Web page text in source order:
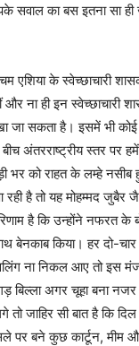
सवाल का बस इतना सा
एशिया के स्वेच्छाचारी
और ना ही इन स्वेच्छाचारी
जा सकता है। इसमें भी
अंतरराष्ट्रीय स्तर पर
भर को राहत के लम्हे नसीब
है तो यह मोहम्मद जुबैर
है कि उन्होंने नफरत के
बेनकाब किया। हर दो-
ना निकल आए तो इस
बिल्ला अगर चूहा बना
तो जाहिर सी बात है कि
बने कुछ कार्टून, मीम और